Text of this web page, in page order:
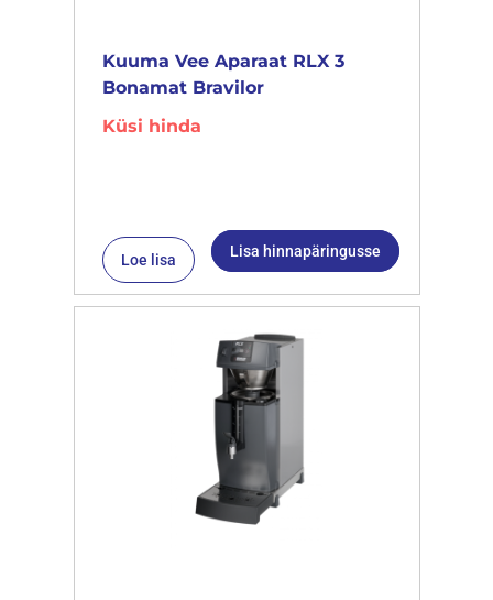
Kuuma Vee Aparaat RLX 3
Bonamat Bravilor
Küsi hinda
Loe lisa Lisa hinnapäringusse